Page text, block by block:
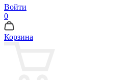
Войти
0
Корзина